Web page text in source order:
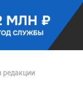
редакции